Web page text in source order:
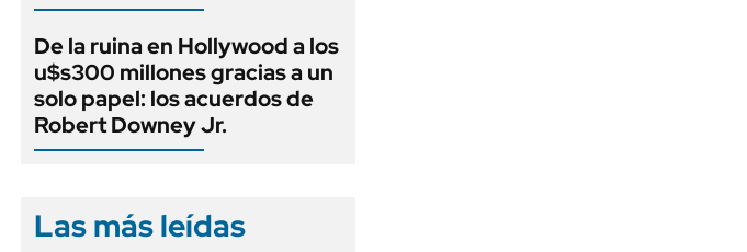
De la ruina en Hollywood a los
u$s300 millones gracias a un
solo papel: los acuerdos de
Robert Downey Jr.
Las más leídas